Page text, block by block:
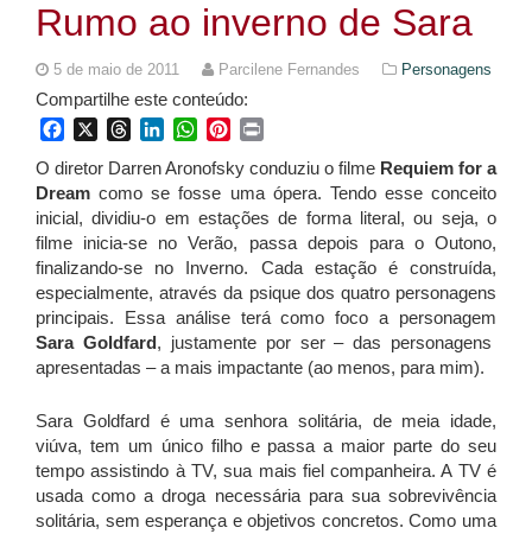
Rumo ao inverno de Sara
5 de maio de 2011 Parcilene Fernandes Personagens
Compartilhe este conteúdo:
FacebookThreadsLinkedInWhatsApp
Pinterest
O diretor Darren Aronofsky conduziu o filme Requiem for a
Dream como se fosse uma ópera. Tendo esse conceito
inicial, dividiu-o em estações de forma literal, ou seja, o
filme inicia-se no Verão, passa depois para o Outono,
finalizando-se no Inverno. Cada estação é construída,
especialmente, através da psique dos quatro personagens
principais. Essa análise terá como foco a personagem
Sara Goldfard, justamente por ser – das personagens
apresentadas – a mais impactante (ao menos, para mim).
Sara Goldfard é uma senhora solitária, de meia idade,
viúva, tem um único filho e passa a maior parte do seu
tempo assistindo à TV, sua mais fiel companheira. A TV é
usada como a droga necessária para sua sobrevivência
solitária, sem esperança e objetivos concretos. Como uma